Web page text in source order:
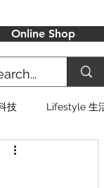
Online Shop
技 Lifestyle 生